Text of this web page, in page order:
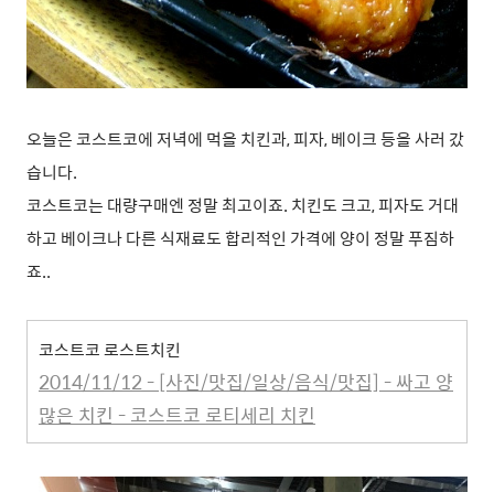
오늘은 코스트코에 저녁에 먹을 치킨과, 피자, 베이크 등을 사러 갔
습니다.
코스트코는 대량구매엔 정말 최고이죠. 치킨도 크고, 피자도 거대
하고 베이크나 다른 식재료도 합리적인 가격에 양이 정말 푸짐하
죠..
코스트코 로스트치킨
2014/11/12 - [사진/맛집/일상/음식/맛집] - 싸고 양
많은 치킨 - 코스트코 로티세리 치킨